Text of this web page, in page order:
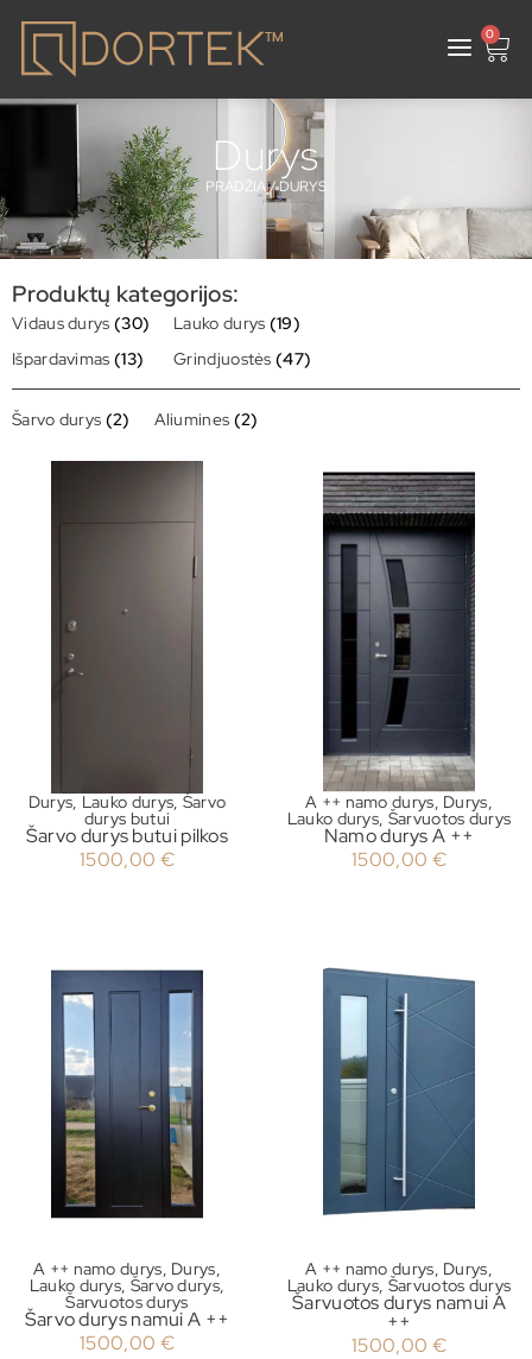
0
Durys
PRADŽIA/ DURYS
Produktų kategorijos:
Vidaus durys (30) Lauko durys (19)
Išpardavimas (13) Grindjuostės(47)
Šarvo durys (2) Aliumines (2)
Durys, Lauko durys, Šarvo
durys butui
Šarvo durys butui pilkos
1500,00 €
A ++ namo durys, Durys,
Lauko durys, Šarvuotos durys
Namo durys A ++
1500,00 €
A ++ namo durys, Durys,
Lauko durys, Šarvo durys,
Šarvuotos durys
Šarvo durys namui A ++
1500,00 €
A ++ namo durys, Durys,
Lauko durys, Šarvuotos durys
Šarvuotos durys namui A
++
1500,00 €